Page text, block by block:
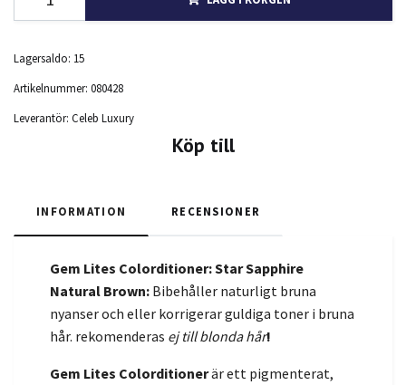
Lagersaldo: 15
Artikelnummer: 080428
Leverantör: Celeb Luxury
Köp till
INFORMATION RECENSIONER
Gem Lites Colorditioner: Star Sapphire
Natural Brown: Bibehåller naturligt bruna
nyanser och eller korrigerar guldiga toner i bruna
hår. rekomenderas ej till blonda hår!
Gem Lites Colorditionerär ett pigmenterat,